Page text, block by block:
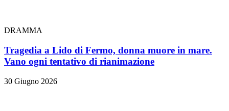
DRAMMA
Tragedia a Lido di Fermo, donna muore in mare.
Vano ogni tentativo di rianimazione
30 Giugno 2026